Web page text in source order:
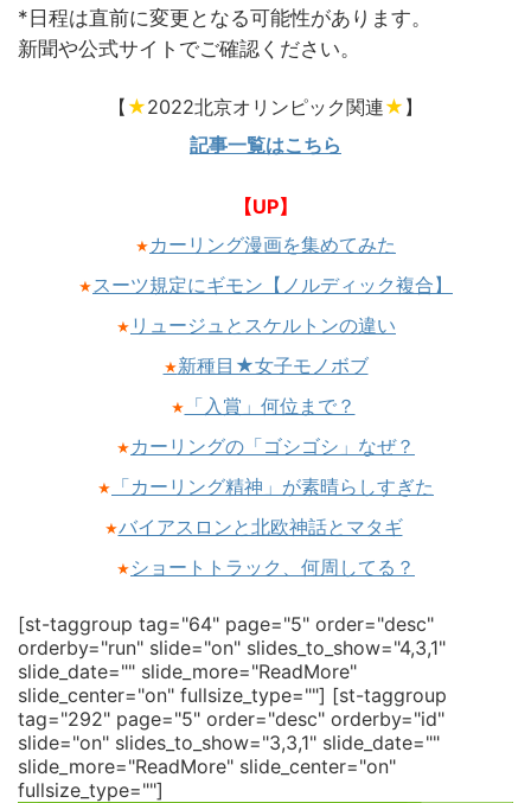
*日程は直前に変更となる可能性があります。
新聞や公式サイトでご確認ください。
【 ★2022北京オリンピック関連★ 】
記事一覧はこちら
【UP】
★ カーリング漫画を集めてみた
★ スーツ規定にギモン【ノルディック複合】
★ リュージュとスケルトンの違い
★新種目★女子モノボブ
★ 「入賞」何位まで？
★ カーリングの「ゴシゴシ」なぜ？
★ 「カーリング精神」が素晴らしすぎた
★バイアスロンと北欧神話とマタギ
★ ショートトラック、何周してる？
[st-taggroup tag="64" page="5" order="desc"
orderby="run" slide="on" slides_to_show="4,3,1"
slide_date="" slide_more="ReadMore"
slide_center="on" fullsize_type=""] [st-taggroup
tag="292" page="5" order="desc" orderby="id"
slide="on" slides_to_show="3,3,1" slide_date=""
slide_more="ReadMore" slide_center="on"
fullsize_type=""]